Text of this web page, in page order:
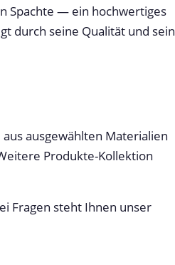
Spachte — ein hochwertiges
durch seine Qualität und sein
ausgewählten Materialien
Produkte-Kollektion
Fragen steht Ihnen unser